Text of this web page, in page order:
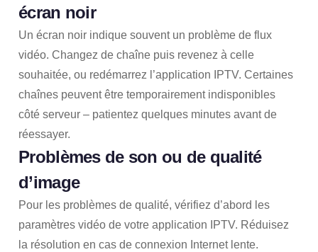
écran noir
Un écran noir indique souvent un problème de flux
vidéo. Changez de chaîne puis revenez à celle
souhaitée, ou redémarrez l’application IPTV. Certaines
chaînes peuvent être temporairement indisponibles
côté serveur – patientez quelques minutes avant de
réessayer.
Problèmes de son ou de qualité
d’image
Pour les problèmes de qualité, vérifiez d’abord les
paramètres vidéo de votre application IPTV. Réduisez
la résolution en cas de connexion Internet lente.